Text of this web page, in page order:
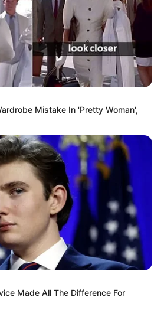
Mistake In 'Pretty Woman',
Made All The Difference For